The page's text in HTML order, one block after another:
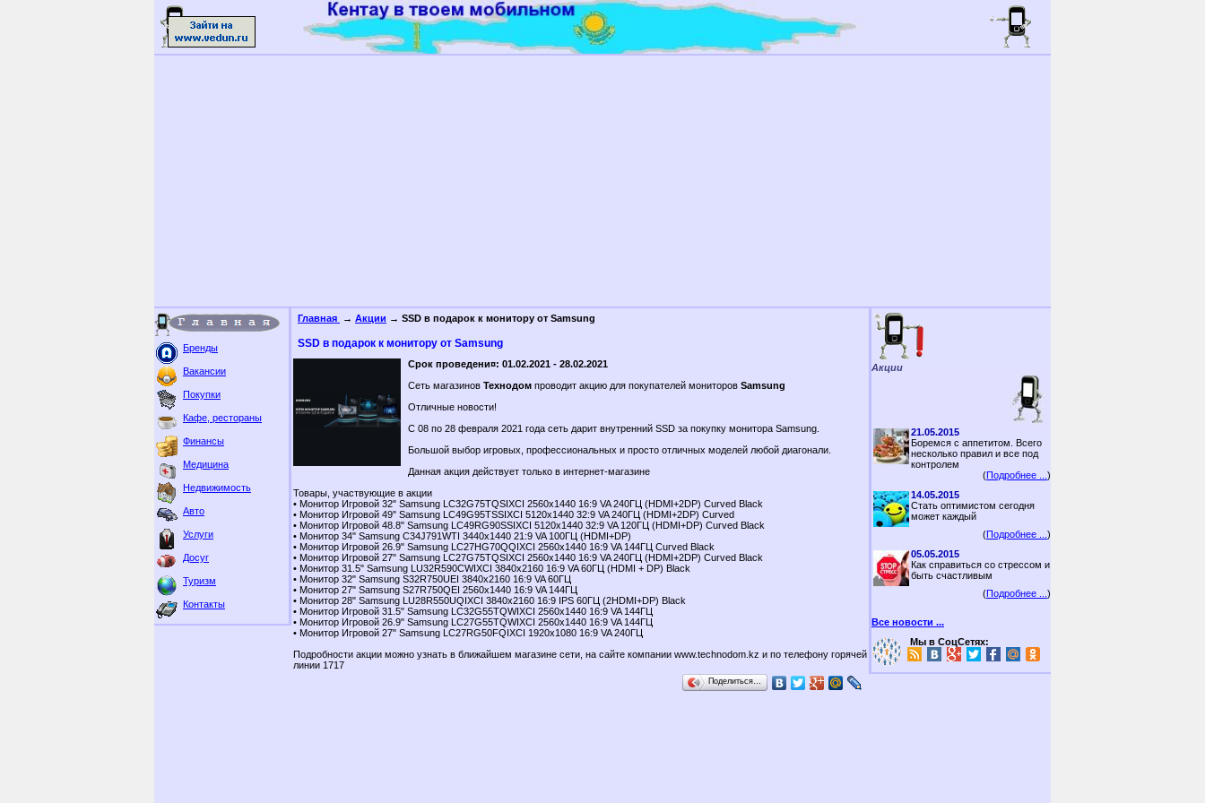
Бренды
Вакансии
Покупки
Кафе, рестораны
Финансы
Медицина
Недвижимость
Авто
Услуги
Досуг
Туризм
Контакты
Главная → Акции → SSD в подарок к монитору от Samsung
SSD в подарок к монитору от Samsung
Срок проведени¤: 01.02.2021 - 28.02.2021
Сеть магазинов Технодом проводит акцию для покупателей мониторов Samsung
Отличные новости!
С 08 по 28 февраля 2021 года сеть дарит внутренний SSD за покупку монитора Samsung.
Большой выбор игровых, профессиональных и просто отличных моделей любой диагонали.
Данная акция действует только в интернет-магазине
Товары, участвующие в акции
• Монитор Игровой 32" Samsung LC32G75TQSIXCI 2560х1440 16:9 VA 240ГЦ (HDMI+2DP) Curved Black
• Монитор Игровой 49" Samsung LC49G95TSSIXCI 5120x1440 32:9 VA 240ГЦ (HDMI+2DP) Curved
• Монитор Игровой 48.8" Samsung LC49RG90SSIXCI 5120х1440 32:9 VA 120ГЦ (HDMI+DP) Curved Black
• Монитор 34" Samsung C34J791WTI 3440x1440 21:9 VA 100ГЦ (HDMI+DP)
• Монитор Игровой 26.9" Samsung LC27HG70QQIXCI 2560х1440 16:9 VA 144ГЦ Curved Black
• Монитор Игровой 27" Samsung LC27G75TQSIXCI 2560х1440 16:9 VA 240ГЦ (HDMI+2DP) Curved Black
• Монитор 31.5" Samsung LU32R590CWIXCI 3840x2160 16:9 VA 60ГЦ (HDMI + DP) Black
• Монитор 32" Samsung S32R750UEI 3840x2160 16:9 VA 60ГЦ
• Монитор 27" Samsung S27R750QEI 2560х1440 16:9 VA 144ГЦ
• Монитор 28" Samsung LU28R550UQIXCI 3840x2160 16:9 IPS 60ГЦ (2HDMI+DP) Black
• Монитор Игровой 31.5" Samsung LC32G55TQWIXCI 2560х1440 16:9 VA 144ГЦ
• Монитор Игровой 26.9" Samsung LC27G55TQWIXCI 2560х1440 16:9 VA 144ГЦ
• Монитор Игровой 27" Samsung LC27RG50FQIXCI 1920x1080 16:9 VA 240ГЦ
Подробности акции можно узнать в ближайшем магазине сети, на сайте компании www.technodom.kz и по телефону горячей
линии 1717
Поделиться…
Акции
21.05.2015
Боремся с аппетитом. Всего
несколько правил и все под
контролем
(Подробнее ... )
14.05.2015
Стать оптимистом сегодня
может каждый
(Подробнее ... )
05.05.2015
Как справиться со стрессом и
быть счастливым
(Подробнее ... )
Все новости ...
Мы в СоцСетях: